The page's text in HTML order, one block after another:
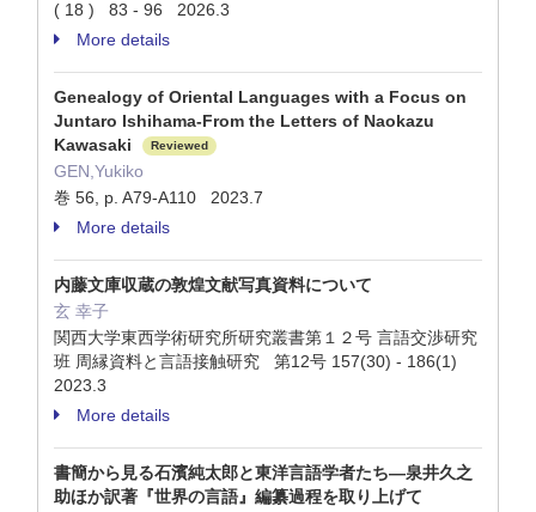
( 18 ) 83 - 96 2026.3
More details
Genealogy of Oriental Languages with a Focus on
Juntaro Ishihama-From the Letters of Naokazu
Kawasaki
Reviewed
GEN,Yukiko
巻 56, p. A79-A110 2023.7
More details
内藤文庫収蔵の敦煌文献写真資料について
玄 幸子
関西大学東西学術研究所研究叢書第１２号 言語交渉研究
班 周縁資料と言語接触研究 第12号 157(30) - 186(1)
2023.3
More details
書簡から見る石濱純太郎と東洋言語学者たち―泉井久之
助ほか訳著『世界の言語』編纂過程を取り上げて